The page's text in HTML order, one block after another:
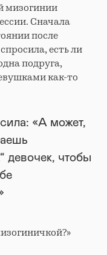
мизогинии
Сначала
после
есть ли
подруга,
как-то
«А может,
девочек, чтобы